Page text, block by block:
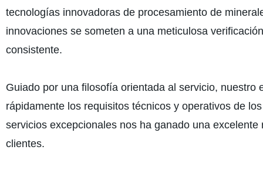
tecnologías innovadoras de procesamiento de
innovaciones se someten a una meticulosa
consistente.
Guiado por una filosofía orientada al servicio,
rápidamente los requisitos técnicos y operativos de
servicios excepcionales nos ha ganado una
clientes.